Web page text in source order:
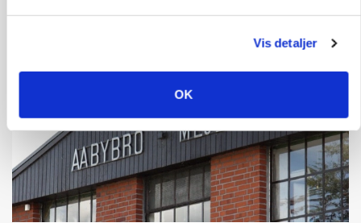
Vis detaljer
OK